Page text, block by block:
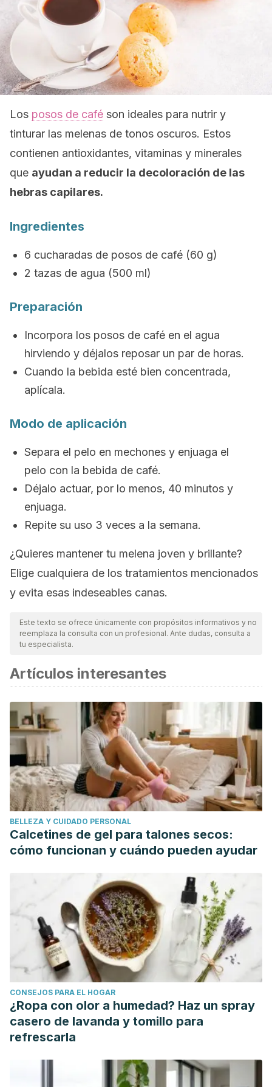
Los posos de café son ideales para nutrir y
tinturar las melenas de tonos oscuros. Estos
contienen antioxidantes, vitaminas y minerales
que ayudan a reducir la decoloración de las
hebras capilares.
Ingredientes
6 cucharadas de posos de café (60 g)
2 tazas de agua (500 ml)
Preparación
Incorpora los posos de café en el agua
hirviendo y déjalos reposar un par de horas.
Cuando la bebida esté bien concentrada,
aplícala.
Modo de aplicación
Separa el pelo en mechones y enjuaga el
pelo con la bebida de café.
Déjalo actuar, por lo menos, 40 minutos y
enjuaga.
Repite su uso 3 veces a la semana.
¿Quieres mantener tu melena joven y brillante?
Elige cualquiera de los tratamientos mencionados
y evita esas indeseables canas.
Este texto se ofrece únicamente con propósitos informativos y no
reemplaza la consulta con un profesional. Ante dudas, consulta a
tu especialista.
Artículos interesantes
BELLEZA Y CUIDADO PERSONAL
Calcetines de gel para talones secos:
cómo funcionan y cuándo pueden ayudar
CONSEJOS PARA EL HOGAR
¿Ropa con olor a humedad? Haz un spray
casero de lavanda y tomillo para
refrescarla